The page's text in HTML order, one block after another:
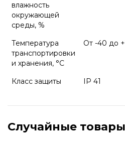
влажность
окружающей
среды, %
Температура
транспортировки
и хранения, °С
От -40 до
Класс защиты IP 41
Случайные товары